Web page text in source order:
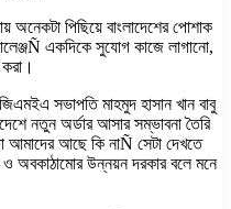
পিছিয়ে বাংলাদেশের পোশাক
একদিকে সুযোগ কাজে লাগানো,
সভাপতি মাহমুদ হাসান খান বাবু
নতুন অর্ডার আসার সম্ভাবনা তৈরি
আমাদের আছে কি নাÑ সেটা দেখতে
অবকাঠামোর উন্নয়ন দরকার বলে মনে